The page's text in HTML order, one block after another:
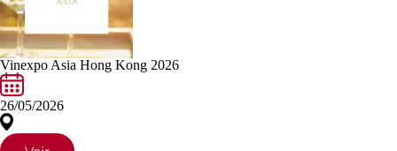
Vinexpo Asia Hong Kong 2026
26/05/2026